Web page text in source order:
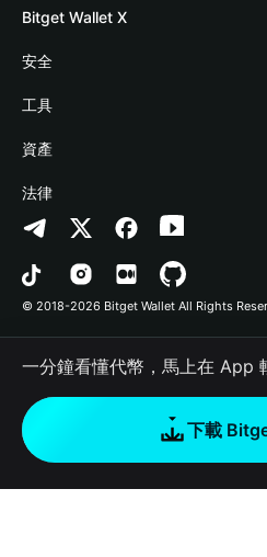
部落格
學院
加密資訊
幫助中心
‌聯繫我們
品牌資源
工作機會
Crypto Card
Stablecoin Earn
Payfi Crypto
Crypto Swap API
Altcoin Season Index
Prediction Markets
DApp
RWA
如何購買加密貨幣
Bitget Wallet X
開發者文件
連接錢包
Bitget Wallet Pay
合作上架
安全
風險保障基金
安全防護技術
工具
快捷買幣
授權檢測
合約檢測
批次轉帳
資產
Arbitrum
Avalanche
Bitcoin
Polygon
法律
隱私協議
用戶使用協議
© 2018-2026 Bitget Wallet All Rights
一分鐘看懂代幣，馬上在 App
下載